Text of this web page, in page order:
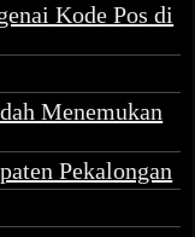
Kode Pos di
Menemukan
Pekalongan